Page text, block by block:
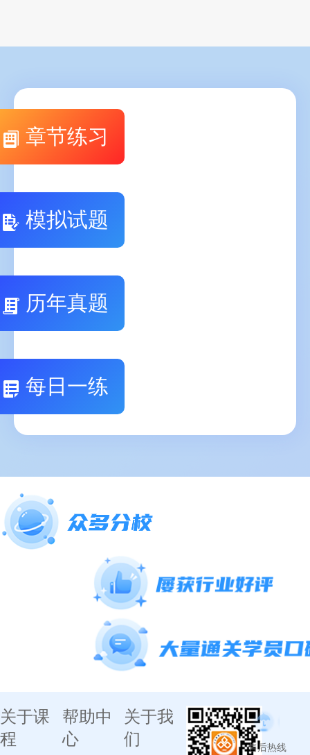
章节练习
模拟试题
历年真题
每日一练
关于课
程
帮助中
心
关于我
们
售后热线